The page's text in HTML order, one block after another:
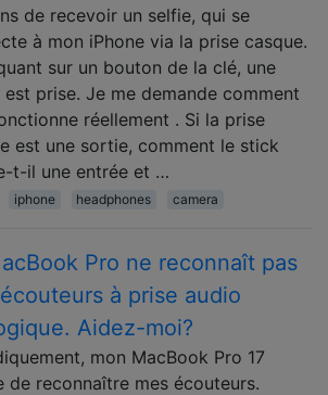
de recevoir un selfie, qui se
à mon iPhone via la prise casque.
sur un bouton de la clé, une
prise. Je me demande comment
réellement . Si la prise
est une sortie, comment le stick
t-il une entrée et …
iphone headphones camera
Pro ne reconnaît pas
à prise audio
Aidez-moi?
mon MacBook Pro 17
de reconnaître mes écouteurs.